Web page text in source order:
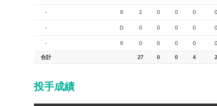
- 8 2 0 0 0 0
- D 0 0 0 0 0
- 8 0 0 0 0 0
合計 27 0 0 4 2
投手成績